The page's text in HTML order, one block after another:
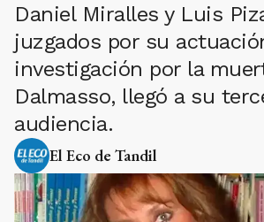
Daniel Miralles y Luis
juzgados por su
investigación por la
Dalmasso, llegó a su
audiencia.
El Eco de Tandil